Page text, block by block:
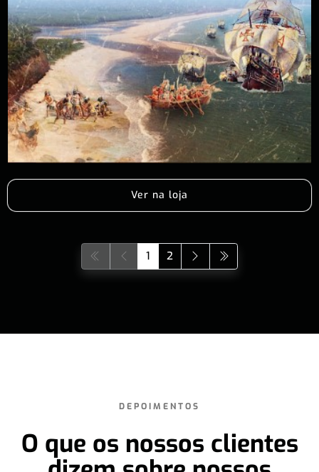
Ver na loja
1 2
DEPOIMENTOS
O que os nossos clientes